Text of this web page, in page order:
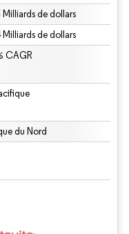
Milliards de dollars
Milliards de dollars
CAGR
du Nord
nécessite une attribution sous CC